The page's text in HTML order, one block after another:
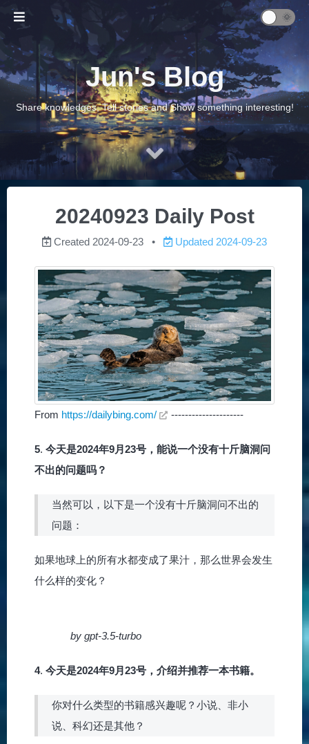
Jun's Blog
Share knowledges, Tell stories and Show something interesting!
20240923 Daily Post
Created 2024-09-23 Updated 2024-09-23
From https://dailybing.com/ ---------------------
5. 今天是2024年9月23号，能说一个没有十斤脑洞问
不出的问题吗？
当然可以，以下是一个没有十斤脑洞问不出的
问题：
如果地球上的所有水都变成了果汁，那么世界会发生
什么样的变化？
by gpt-3.5-turbo
4. 今天是2024年9月23号，介绍并推荐一本书籍。
你对什么类型的书籍感兴趣呢？小说、非小
说、科幻还是其他？